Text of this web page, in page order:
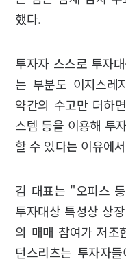
했다.
투자자 스스로 투자
는 부분도 이지스레
약간의 수고만 더하
스템 등을 이용해 투
할 수 있다는 이유에
김 대표는 "오피스
투자대상 특성상 상
의 매매 참여가 저조
던스리츠는 투자자